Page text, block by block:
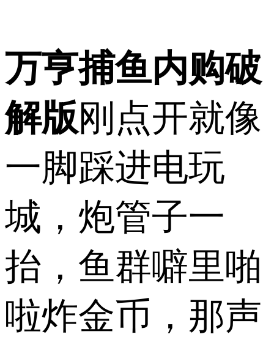
万亨捕鱼内购破
解版刚点开就像
一脚踩进电玩
城，炮管子一
抬，鱼群噼里啪
啦炸金币，那声